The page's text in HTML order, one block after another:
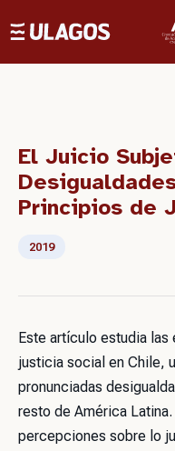
Ulagos
El Juicio
Principios de
2019
Este artículo estudia las
justicia social en Chile,
pronunciadas
resto de América
percepciones sobre lo